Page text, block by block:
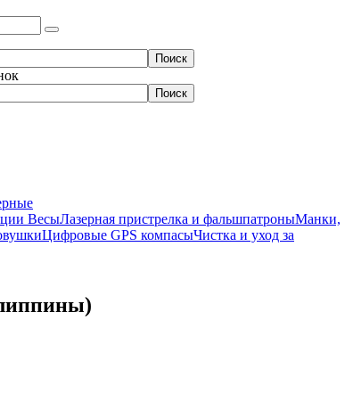
ВесыЛазерная пристрелка и фальшпатроныМанки,
Цифровые GPS компасыЧистка и уход за